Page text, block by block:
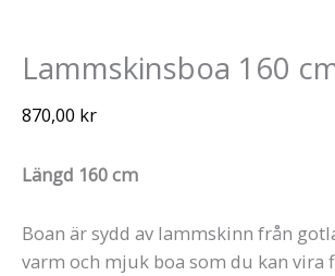
Lammskinsboa 160
870,00 kr
Längd 160 cm
Boan är sydd av lammskinn från
varm och mjuk boa som du kan vira
mängd
har
flera
kan
väljas
har
flera
kan
väljas